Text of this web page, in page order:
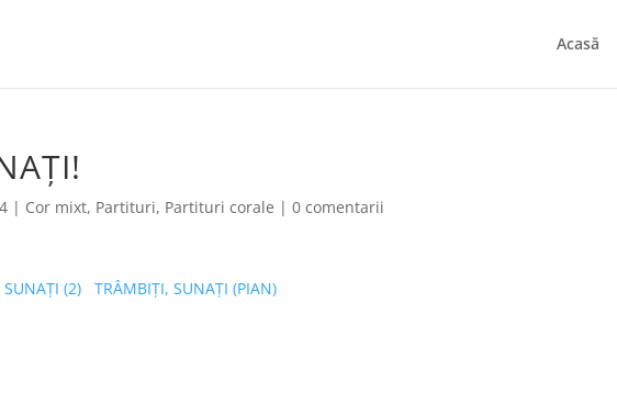
Acasă
| Cor mixt, Partituri, Partituri corale |0 comentarii
(2) TRÂMBIȚI, SUNAȚI (PIAN)